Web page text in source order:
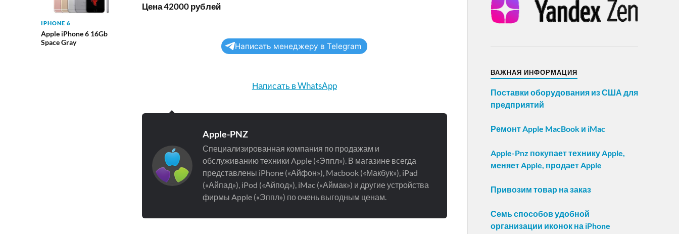
IPHONE 6
Apple iPhone 6 16Gb
Space Gray
Цена 42000 рублей
Написать менеджеру в Telegram
Написать в WhatsApp
Apple-PNZ
Специализированная компания по продажам и
обслуживанию техники Apple («Эппл»). В магазине всегда
представлены iPhone («Айфон»), Macbook («Макбук»), iPad
(«Айпад»), iPod («Айпод»), iMac («Аймак») и другие устройства
фирмы Apple («Эппл») по очень выгодным ценам.
ВАЖНАЯ ИНФОРМАЦИЯ
Поставки оборудования из США для
предприятий
Ремонт Apple MacBook и iMac
Apple-Pnz покупает технику Apple,
меняет Apple, продает Apple
Привозим товар на заказ
Семь способов удобной
организации иконок на iPhone